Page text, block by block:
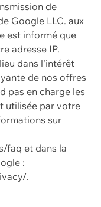
de
Google LLC. aux
est informé que
adresse IP.
dans l'intérêt
de nos offres
pas en charge les
utilisée par votre
sur
faq et dans la
:
.